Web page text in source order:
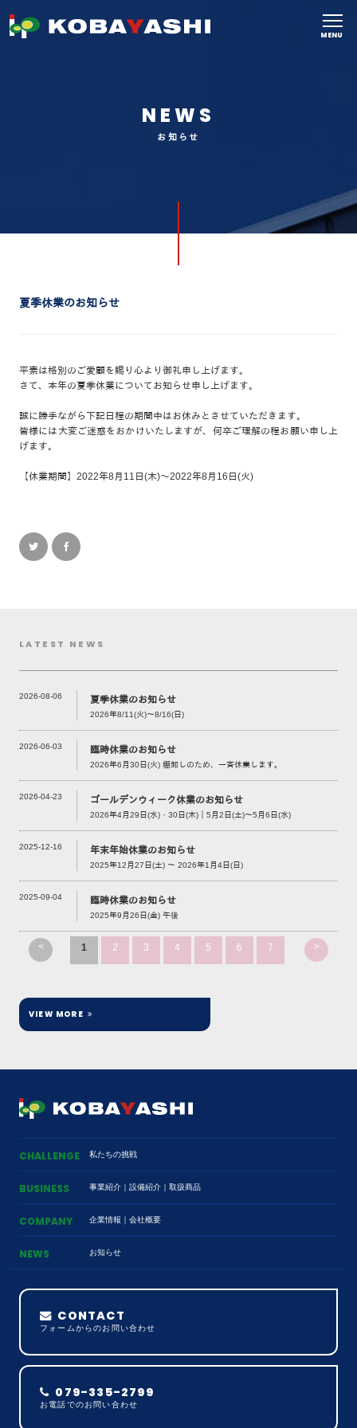
MENU
NEWS
お知らせ
夏季休業のお知らせ
平素は格別のご愛顧を賜り心より御礼申し上げます。
さて、本年の夏季休業についてお知らせ申し上げます。
誠に勝手ながら下記日程の期間中はお休みとさせていただきます。
皆様には大変ご迷惑をおかけいたしますが、何卒ご理解の程お願い申し上
げます。
【休業期間】2022年8月11日(木)～2022年8月16日(火)
LATEST NEWS
2026-08-06 夏季休業のお知らせ
2026年8/11(火)～8/16(日)
2026-06-03 臨時休業のお知らせ
2026年6月30日(火) 棚卸しのため、一斉休業します。
2026-04-23 ゴールデンウィーク休業のお知らせ
2026年4月29日(水)・30日(木)｜5月2日(土)～5月6日(水)
2025-12-16 年末年始休業のお知らせ
2025年12月27日(土) ～ 2026年1月4日(日)
2025-09-04 臨時休業のお知らせ
2025年9月26日(金) 午後
< 1 2 3 4 5 6 7 >
VIEW MORE
CHALLENGE 私たちの挑戦
BUSINESS 事業紹介 ｜ 設備紹介 ｜ 取扱商品
COMPANY 企業情報 ｜ 会社概要
NEWS お知らせ
CONTACT
フォームからのお問い合わせ
079-335-2799
お電話でのお問い合わせ